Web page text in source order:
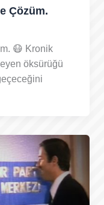
Çözüm.
😷 Kronik
öksürüğü